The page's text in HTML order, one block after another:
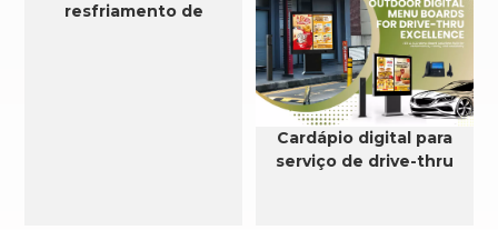
resfriamento de
Cardápio digital para
serviço de drive-thru